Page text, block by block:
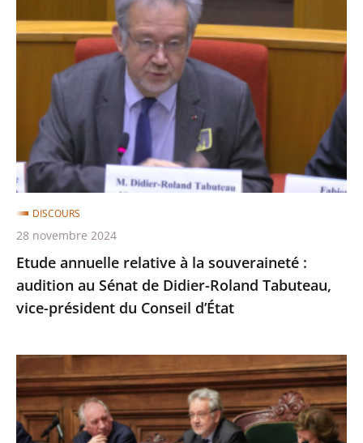
contentieux
relative
souveraineté
audition
au
Sénat
de
Didier-
Roland
Tabuteau,
vice-
du
Conseil
d’État
Etude annuelle relative à la souveraineté :
audition au Sénat de Didier-Roland Tabuteau,
vice-président du Conseil d’État
DISCOURS
28 novembre 2024
Temps
long
et
État